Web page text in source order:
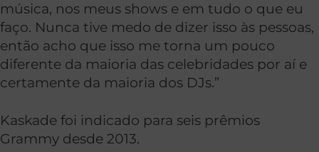
música, nos meus shows e em tudo o que eu
faço. Nunca tive medo de dizer isso às pessoas,
então acho que isso me torna um pouco
diferente da maioria das celebridades por aí e
certamente da maioria dos DJs.”
Kaskade foi indicado para seis prêmios
Grammy desde 2013.